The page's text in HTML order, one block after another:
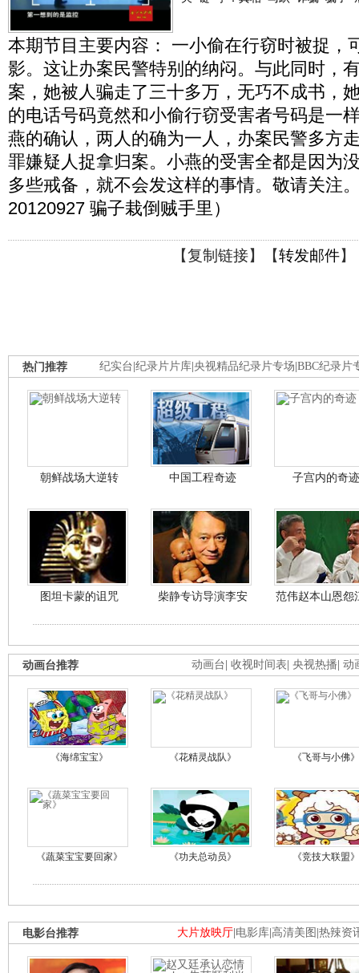
本期节目主要内容： 一小偷在行窃时被捉，
影。这让办案民警特别的纳闷。与此同时，
案，她被人骗走了三十多万，无巧不成书，
的电话号码竟然和小偷行窃受害者号码是一
燕的确认，两人的确为一人，办案民警多方
罪嫌疑人捉拿归案。小燕的受害全都是因为
多些戒备，就不会发这样的事情。敬请关注
20120927 骗子栽倒贼手里）
【复制链接】【转发邮件】
纪实台 纪录片片库 央视精品纪录片专场 BBC纪录片
热门推荐
朝鲜战场大逆转 中国工程奇迹 子宫内的奇迹
图坦卡蒙的诅咒 柴静专访导演李安 范伟赵本山恩怨
动画台 收视时间表 央视热播 动
动画台推荐
《海绵宝宝》 《花精灵战队》 《飞哥与小佛》
《蔬菜宝宝要回家》 《功夫总动员》 《竞技大联盟》
大片放映厅 电影库 高清美图 热辣资
电影台推荐